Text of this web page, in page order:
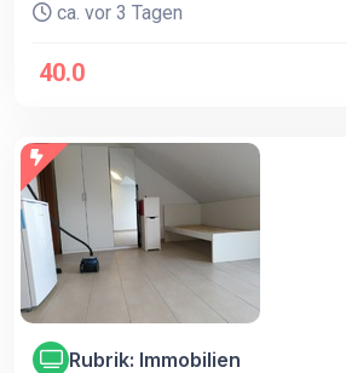
ca. vor 3 Tagen
40.0
Rubrik: Immobilien